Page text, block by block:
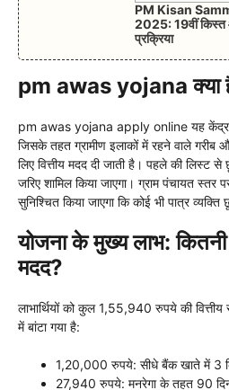
PM Kisan
2025: 19वीं किस्त
प्रक्रिया
pm awas yojana क्या
pm awas yojana apply online यह केंद्र
जिसके तहत ग्रामीण इलाकों में रहने वाले गरीब
लिए वित्तीय मदद दी जाती है। पहले की लिस्ट
जरिए शामिल किया जाएगा। ग्राम पंचायत स्तर
सुनिश्चित किया जाएगा कि कोई भी पात्र व्यक्ति
योजना के मुख्य लाभ: कितनी
मदद?
लाभार्थियों को कुल 1,55,940 रुपये की वित्तीय
में बांटा गया है:
1,20,000 रुपये: सीधे बैंक खाते में 3
27,940 रुपये: मनरेगा के तहत 90